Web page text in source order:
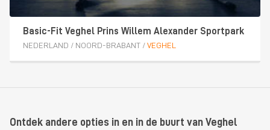
Basic-Fit Veghel Prins Willem Alexander Sportpark
NEDERLAND / NOORD-BRABANT/ VEGHEL
Ontdek andere opties in en in de buurt van Veghel